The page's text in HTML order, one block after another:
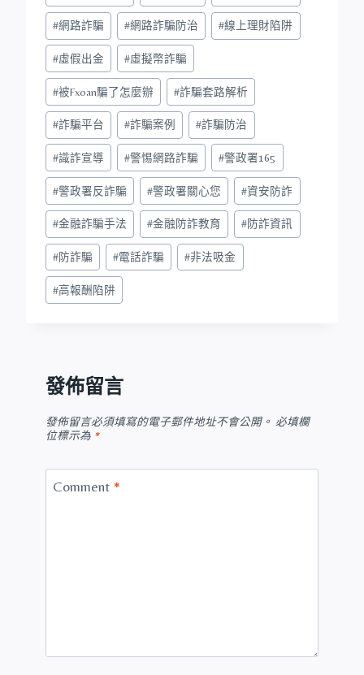
#網路詐騙 #網路詐騙防治 #線上理財陷阱
#虛假出金 #虛擬幣詐騙
#被Fxoan騙了怎麼辦 #詐騙套路解析
#詐騙平台 #詐騙案例 #詐騙防治
#識詐宣導 #警惕網路詐騙 #警政署165
#警政署反詐騙 #警政署關心您 #資安防詐
#金融詐騙手法 #金融防詐教育 #防詐資訊
#防詐騙 #電話詐騙 #非法吸金
#高報酬陷阱
發佈留言
發佈留言必須填寫的電子郵件地址不會公開。 必填欄
位標示為 *
Comment *